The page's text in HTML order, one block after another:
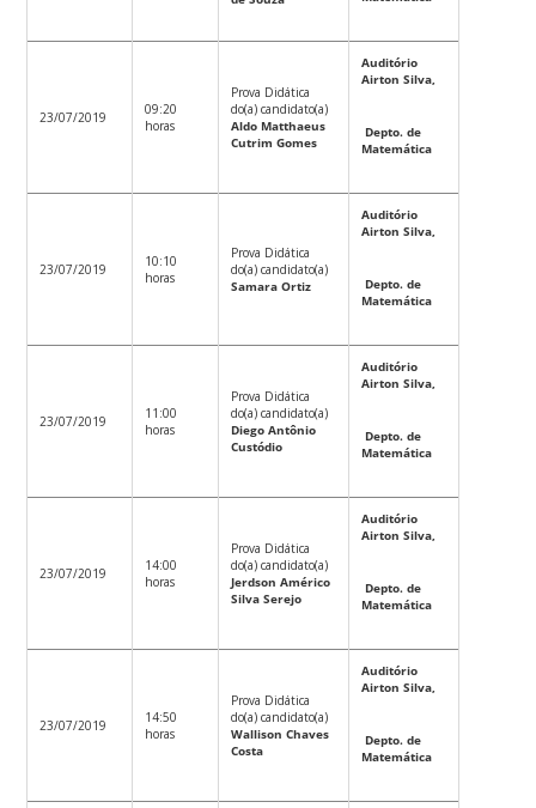
23/07/2019
09:20
horas
Prova Didática
do(a) candidato(a)
Aldo Matthaeus
Cutrim Gomes
Auditório
Airton Silva,
Depto. de
Matemática
23/07/2019
10:10
horas
Prova Didática
do(a) candidato(a)
Samara Ortiz
Auditório
Airton Silva,
Depto. de
Matemática
23/07/2019
11:00
horas
Prova Didática
do(a) candidato(a)
Diego Antônio
Custódio
Auditório
Airton Silva,
Depto. de
Matemática
23/07/2019
14:00
horas
Prova Didática
do(a) candidato(a)
Jerdson Américo
Silva Serejo
Auditório
Airton Silva,
Depto. de
Matemática
23/07/2019
14:50
horas
Prova Didática
do(a) candidato(a)
Wallison Chaves
Costa
Auditório
Airton Silva,
Depto. de
Matemática